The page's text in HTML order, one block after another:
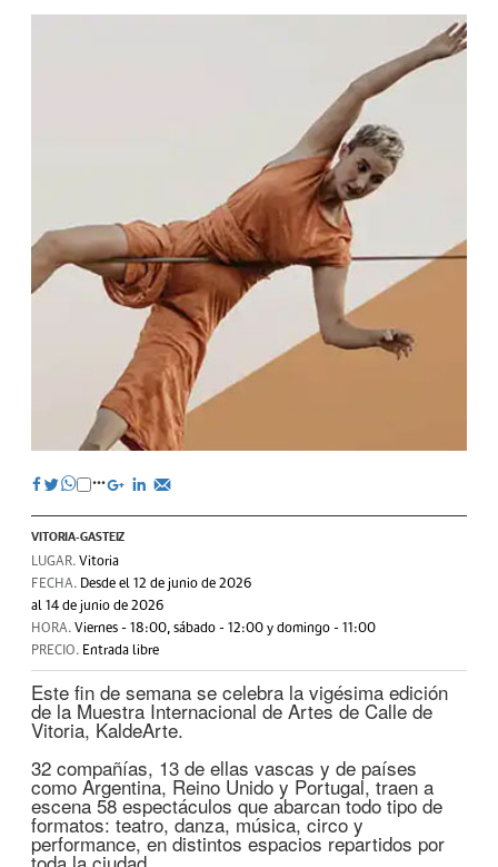
VITORIA-GASTEIZ
LUGAR. Vitoria
FECHA. Desde el 12 de junio de 2026
al 14 de junio de 2026
HORA. Viernes - 18:00, sábado - 12:00 y domingo - 11:00
PRECIO. Entrada libre
Este fin de semana se celebra la vigésima edición
de la Muestra Internacional de Artes de Calle de
Vitoria, KaldeArte.
32 compañías, 13 de ellas vascas y de países
como Argentina, Reino Unido y Portugal, traen a
escena 58 espectáculos que abarcan todo tipo de
formatos: teatro, danza, música, circo y
performance, en distintos espacios repartidos por